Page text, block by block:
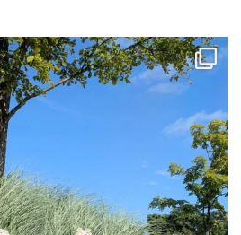
✨☀️✨🐻✨☀️✨
る晴れ渡る日に…
...
7